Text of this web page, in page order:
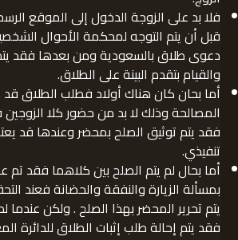
فلا بد على الزوجة الدخول إلى الموقع
قبل أن يتم التوجه لمحكمة الأحوال
دعوى طلاق بالسعودية ومن بعدها فقد
والقيام بتقدم البينة على الطلاق.
أما بحان كان هناك أولاد فطلب الطلاق قد
المصالحة وذلك لا بد من حضور كلا الزوجين
فقد يتم توثيق الصلح بمحضر وعندها قد
تنفيذي.
أما بحال لم يتم الصلح بين كلاهما فقد تم
بمسألة الزيارة والنفقة والحضانة فعند
يتم تحرير المحضر بهذا الصلح . ولكن عندما
فقد يتم إحالة طلب إثبات الطلاق للدائرة